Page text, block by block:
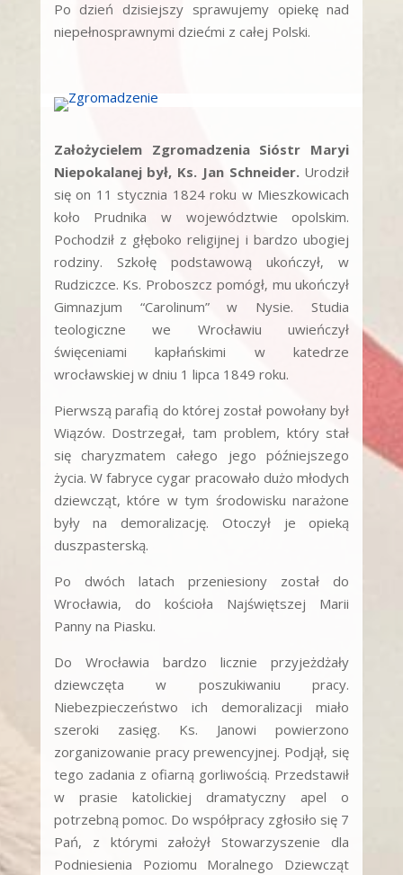
Po dzień dzisiejszy sprawujemy opiekę nad
niepełnosprawnymi dziećmi z całej Polski.
Założycielem Zgromadzenia Sióstr Maryi
Niepokalanej był‚ Ks. Jan Schneider.Urodził
się on 11 stycznia 1824 roku w Mieszkowicach
koło Prudnika w województwie opolskim.
Pochodził z głęboko religijnej i bardzo ubogiej
rodziny. Szkołę podstawową ukończył‚ w
Rudziczce. Ks. Proboszcz pomógł‚ mu ukończył
Gimnazjum “Carolinum” w Nysie. Studia
teologiczne we Wrocławiu uwieńczył
święceniami kapłańskimi w katedrze
wrocławskiej w dniu 1 lipca 1849 roku.
Pierwszą parafią do której został powołany był
Wiązów. Dostrzegał‚ tam problem, który stał
się charyzmatem całego jego późniejszego
życia. W fabryce cygar pracowało dużo młodych
dziewcząt, które w tym środowisku narażone
były na demoralizację. Otoczył je opieką
duszpasterską.
Po dwóch latach przeniesiony został do
Wrocławia, do kościoła Najświętszej Marii
Panny na Piasku.
Do Wrocławia bardzo licznie przyjeżdżały
dziewczęta w poszukiwaniu pracy.
Niebezpieczeństwo ich demoralizacji miało
szeroki zasięg. Ks. Janowi powierzono
zorganizowanie pracy prewencyjnej. Podjął‚ się
tego zadania z ofiarną gorliwością. Przedstawił
w prasie katolickiej dramatyczny apel o
potrzebną pomoc. Do współpracy zgłosiło się 7
Pań, z którymi założył Stowarzyszenie dla
Podniesienia Poziomu Moralnego Dziewcząt